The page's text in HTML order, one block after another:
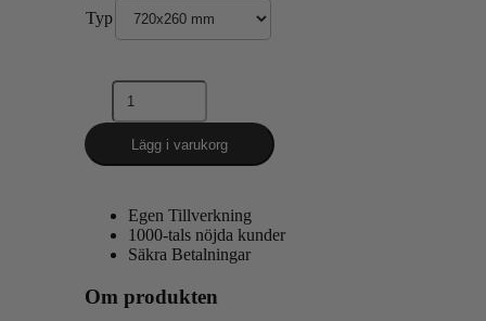
Typ
Lägg i varukorg
Egen Tillverkning
1000-tals nöjda kunder
Säkra Betalningar
Om produkten